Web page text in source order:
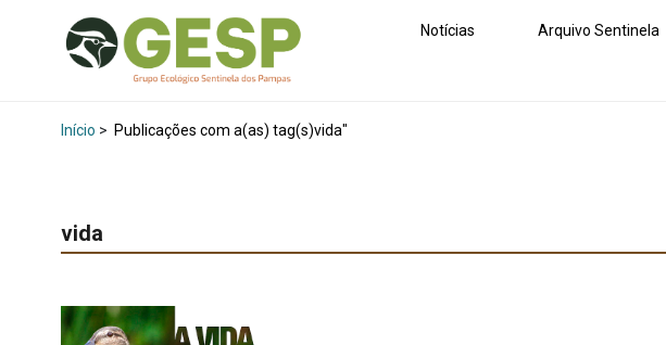
Notícias Arquivo Sentinela
Início > Publicações com a(as) tag(s)vida"
vida